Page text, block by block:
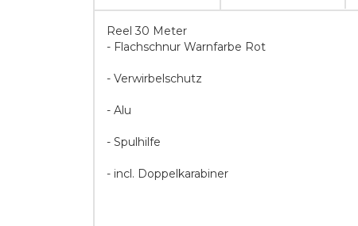
Reel 30 Meter
- Flachschnur Warnfarbe Rot
- Verwirbelschutz
- Alu
- Spulhilfe
- incl. Doppelkarabiner